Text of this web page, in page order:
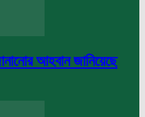
আহবান জানিয়েছে